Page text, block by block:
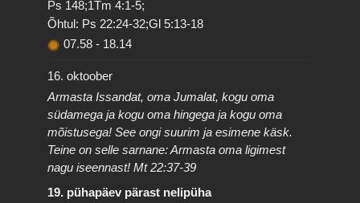
Ps 148;1Tm 4:1-5;
Õhtul: Ps 22:24-32;Gl 5:13-18
07.58 - 18.14
16. oktoober
Armasta Issandat, oma Jumalat, kogu oma
südamega ja kogu oma hingega ja kogu oma
mõistusega! See ongi suurim ja esimene käsk.
Teine on selle sarnane: Armasta oma ligimest
nagu iseennast! Mt 22:37-39
19. pühapäev pärast nelipüha